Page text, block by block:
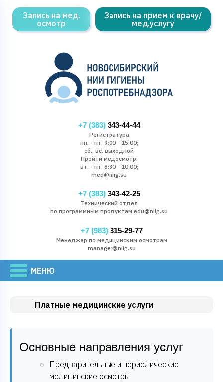
Запись на мед.
осмотр
Запись на прием к врачу/
мед.услугу
+7 (383)343-44-44
Регистратура
пн. - пт. 9:00 - 15:00;
сб., вс. выходной
Пройти медосмотр:
вт. - пт. 8:30 - 10:00;
med@niig.su
+7 (383)343-42-25
Технический отдел
по программным продуктам edu@niig.su
+7 (983)315-29-77
Менеджер по медицинским осмотрам
manager@niig.su
Платные медицинские услуги
Основные направления услуг
Предварительные и периодические
медицинские осмотры